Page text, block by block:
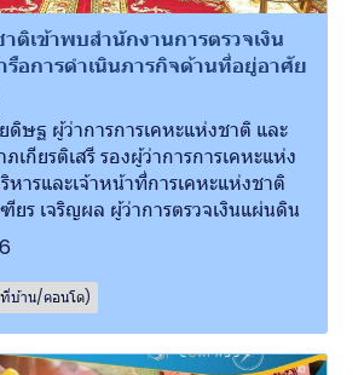
าติเข้าพบสำนักงานการตรวจเงิน
อการดำเนินภารกิจด้านที่อยู่อาศัย
ษฐ ผู้ว่าการการเคหะแห่งชาติ และ
เกียรติเสรี รองผู้ว่าการการเคหะแห่ง
ารและเจ้าหน้าที่การเคหะแห่งชาติ
ยร เจริญผล ผู้ว่าการตรวจเงินแผ่นดิน
บ้าน/คอนโด)